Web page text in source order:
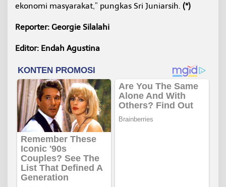
ekonomi masyarakat,” pungkas Sri Juniarsih. (*)
Reporter: Georgie Silalahi
Editor: Endah Agustina